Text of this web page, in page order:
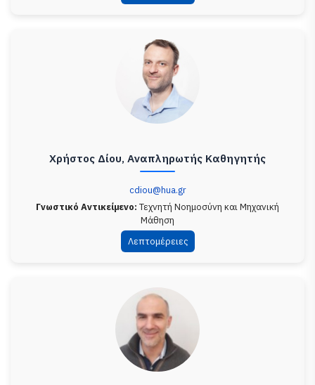
Χρήστος Δίου, Αναπληρωτής Καθηγητής
cdiou@hua.gr
Γνωστικό Αντικείμενο: Τεχνητή Νοημοσύνη και Μηχανική
Μάθηση
Λεπτομέρειες